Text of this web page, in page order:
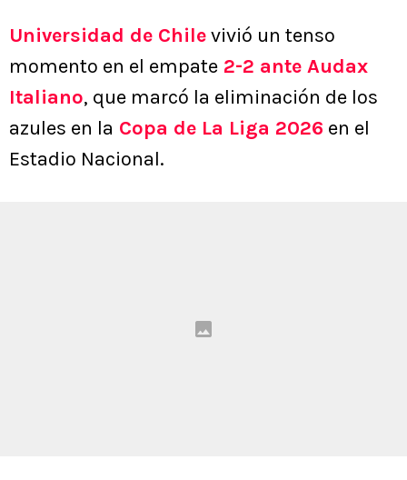
Universidad de Chilevivió un tenso
momento en el empate 2-2 ante Audax
Italiano, que marcó la eliminación de los
azules en la Copa de La Liga 2026 en el
Estadio Nacional.